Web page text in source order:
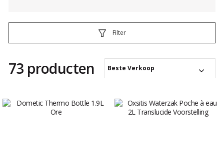
Filter
73 producten Beste Verkoop